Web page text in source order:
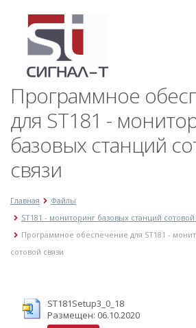
Программное
для ST181 -
базовых станций
связи
Главная
Файлы
ST181 - мониторинг базовых станций
Программное обеспечение для ST181 -
сотовой связи
ST181Setup3_0_18
Размещен: 06.10.2020